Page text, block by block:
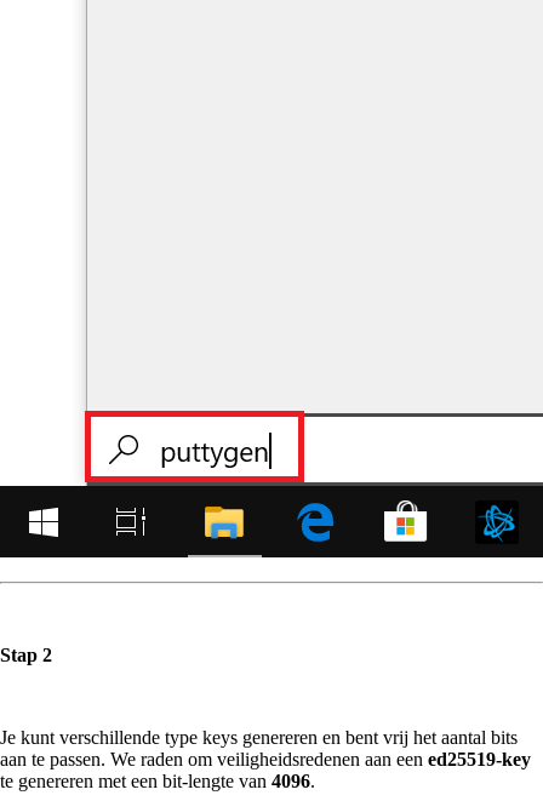
Stap 2
Je kunt verschillende type keys genereren en bent vrij het aantal bits
aan te passen. We raden om veiligheidsredenen aan een ed25519-key
te genereren met een bit-lengte van 4096.